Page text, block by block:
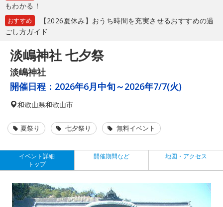
もわかる！
おすすめ
【2026夏休み】おうち時間を充実させるおすすめの過
ごし方ガイド
淡嶋神社 七夕祭
淡嶋神社
開催日程： 2026年6月中旬～2026年7/7(火)
和歌山県和歌山市
夏祭り 七夕祭り 無料イベント
イベント詳細
トップ
開催期間など 地図・アクセス